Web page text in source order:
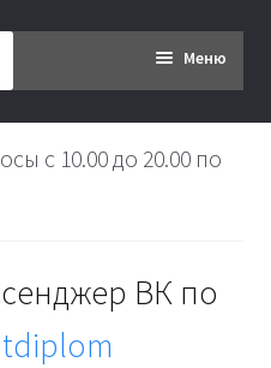
Меню
с 10.00 до 20.00 по
ВК по